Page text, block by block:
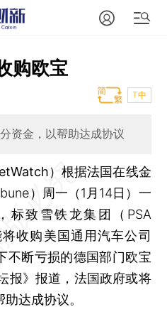
购欧宝
T中
资金，以帮助达成协议
）根据法国在线金
）周一（1月14日）一
标致雪铁龙集团（PSA
收购美国通用汽车公司
不断亏损的德国部门欧宝
报》报道，法国政府或将
达成协议。